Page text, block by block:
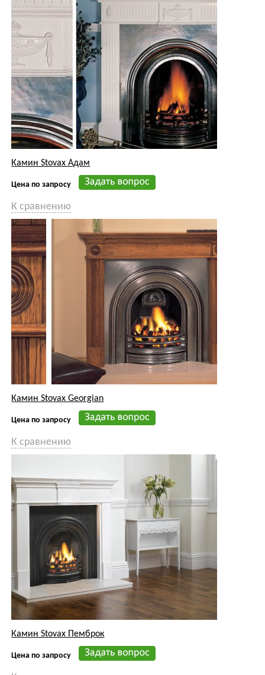
Камин Stovax Адам
Цена по запросу
К сравнению
Камин Stovax Georgian
Цена по запросу
К сравнению
Камин Stovax Пемброк
Цена по запросу
К сравнению